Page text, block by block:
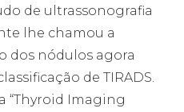
de ultrassonografia
lhe chamou a
dos nódulos agora
de TIRADS.
“Thyroid Imaging